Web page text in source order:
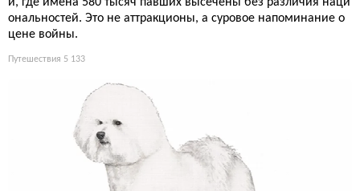
ональностей. Это не аттракционы, а суровое напоминание о
цене войны.
Путешествия 5 133